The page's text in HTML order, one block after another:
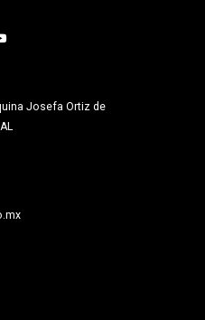
Josefa Ortiz de